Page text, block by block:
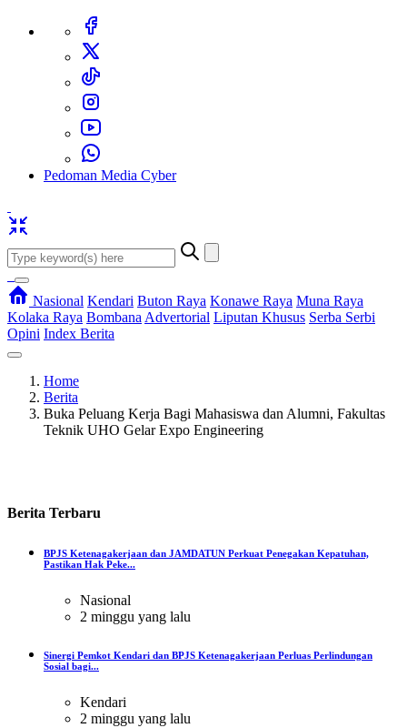
Pedoman Media Cyber
Nasional Kendari Buton Raya Konawe Raya Muna Raya
Kolaka Raya Bombana Advertorial Liputan Khusus Serba Serbi
Opini Index Berita
Home
Berita
Buka Peluang Kerja Bagi Mahasiswa dan Alumni, Fakultas
Teknik UHO Gelar Expo Engineering
Berita Terbaru
BPJS Ketenagakerjaan dan JAMDATUN Perkuat Penegakan Kepatuhan,
Pastikan Hak Peke...
Nasional
2 minggu yang lalu
Sinergi Pemkot Kendari dan BPJS Ketenagakerjaan Perluas Perlindungan
Sosial bagi...
Kendari
2 minggu yang lalu